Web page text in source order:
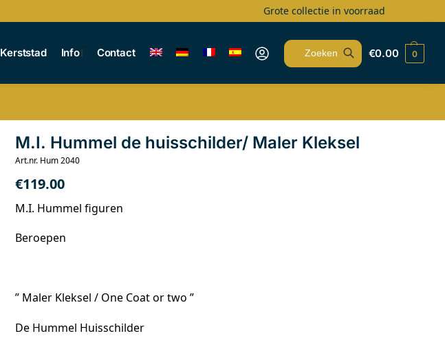
Grote collectie in voorraad
Kerststad Info Contact €0.00 0
M.I. Hummel de huisschilder/ Maler Kleksel
Art.nr. Hum 2040
€119.00
M.I. Hummel figuren
Beroepen
” Maler Kleksel / One Coat or two ”
De Hummel Huisschilder